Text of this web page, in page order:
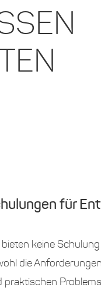
für
keine
die
praktischen